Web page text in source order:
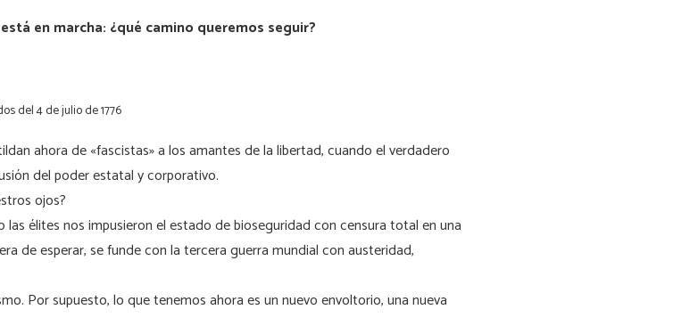
en marcha: ¿qué camino queremos seguir?
del 4 de julio de 1776
ahora de «fascistas» a los amantes de la libertad, cuando el verdadero
del poder estatal y corporativo.
ojos?
élites nos impusieron el estado de bioseguridad con censura total en una
de esperar, se funde con la tercera guerra mundial con austeridad,
Por supuesto, lo que tenemos ahora es un nuevo envoltorio, una nueva